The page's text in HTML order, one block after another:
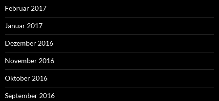
Februar 2017
Januar 2017
Dezember 2016
November 2016
Oktober 2016
September 2016